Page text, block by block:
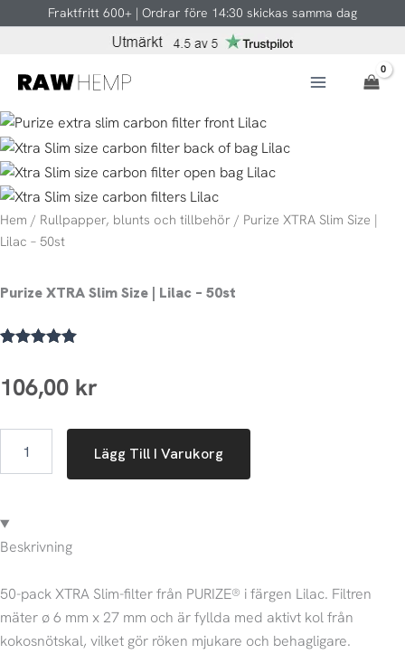
Fraktfritt 600+ | Ordrar före 14:30 skickas samma dag
Hem / Rullpapper, blunts och tillbehör / Purize XTRA Slim Size |
Lilac – 50st
Purize XTRA Slim Size | Lilac – 50st
baserat på
kundrecension
106,00 kr
XTRA
Slim
Lilac
-
Lägg Till I Varukorg
Beskrivning
50-pack XTRA Slim-filter från PURIZE® i färgen Lilac. Filtren
mäter ø 6 mm x 27 mm och är fyllda med aktivt kol från
kokosnötskal, vilket gör röken mjukare och behagligare.